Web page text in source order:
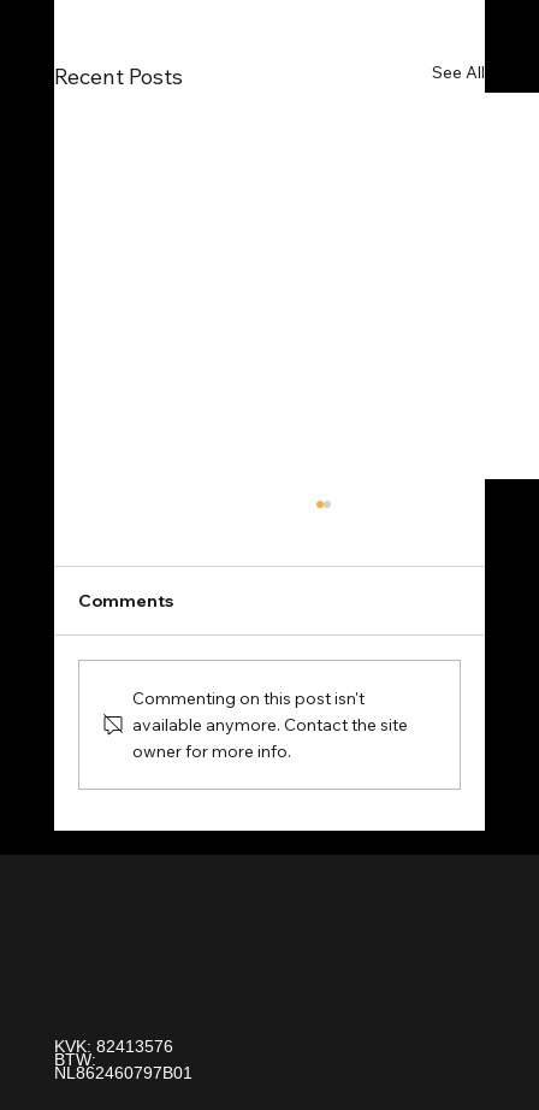
Recent Posts See All
Comments
Commenting on this post isn't
available anymore. Contact the site
owner for more info.
KVK: 82413576
BTW:
NL862460797B01